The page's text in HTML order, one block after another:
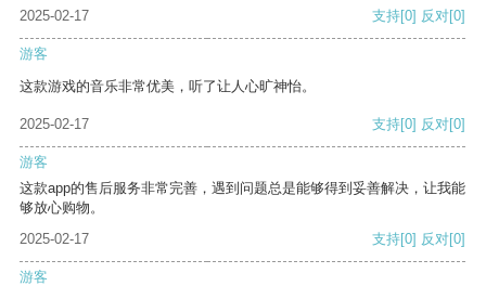
2025-02-17 支持[0] 反对[0]
游客
这款游戏的音乐非常优美，听了让人心旷神怡。
2025-02-17 支持[0] 反对[0]
游客
这款app的售后服务非常完善，遇到问题总是能够得到妥善解决，让我能
够放心购物。
2025-02-17
支持[0] 反对[0]
游客